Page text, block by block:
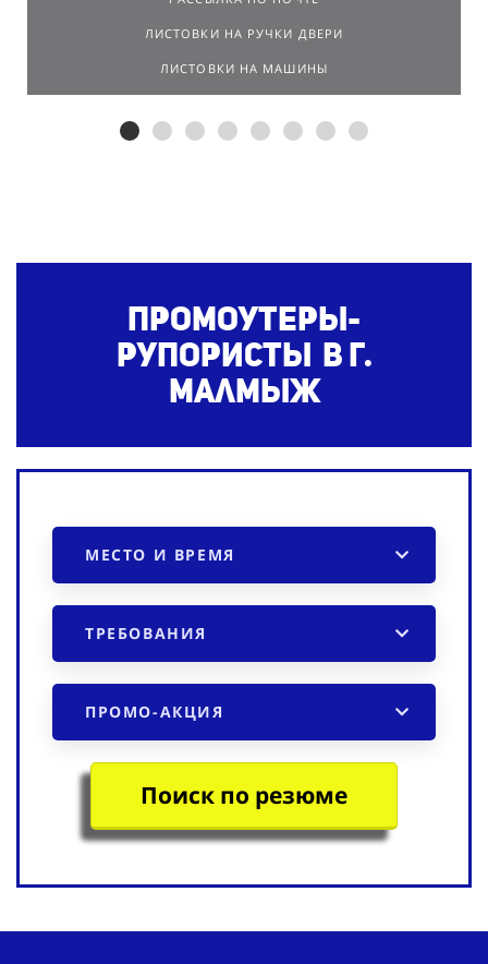
ЛИСТОВКИ НА РУЧКИ ДВЕРИ
ЛИСТОВКИ НА МАШИНЫ
Промоутеры-
рупористы в г.
Малмыж
МЕСТО И ВРЕМЯ
ТРЕБОВАНИЯ
ПРОМО-АКЦИЯ
Поиск по резюме